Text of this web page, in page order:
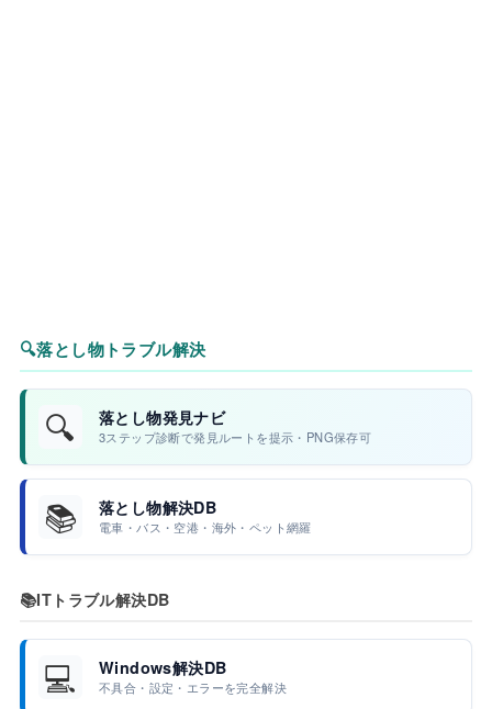
🔍落とし物トラブル解決
🔍 落とし物発見ナビ
3ステップ診断で発見ルートを提示・PNG保存可
📚 落とし物解決DB
電車・バス・空港・海外・ペット網羅
📚ITトラブル解決DB
💻 Windows解決DB
不具合・設定・エラーを完全解決